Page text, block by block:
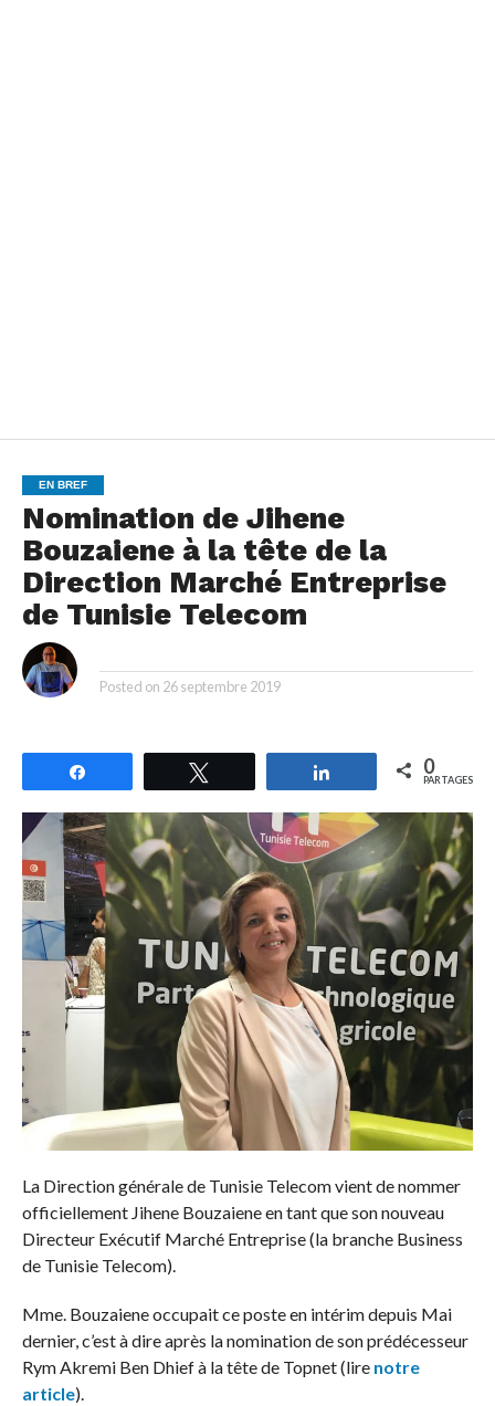
EN BREF
Nomination de Jihene
Bouzaiene à la tête de la
Direction Marché Entreprise
de Tunisie Telecom
Posted on 26 septembre 2019
Partagez 0
PARTAGES
La Direction générale de Tunisie Telecom vient de nommer
officiellement Jihene Bouzaiene en tant que son nouveau
Directeur Exécutif Marché Entreprise (la branche Business
de Tunisie Telecom).
Mme. Bouzaiene occupait ce poste en intérim depuis Mai
dernier, c’est à dire après la nomination de son prédécesseur
Rym Akremi Ben Dhief à la tête de Topnet (lire notre
article).